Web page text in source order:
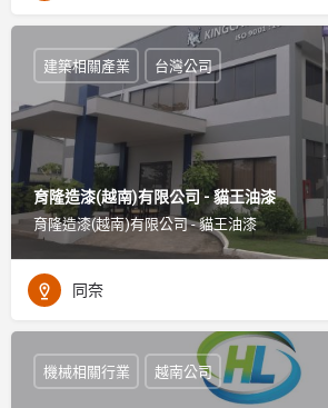
育隆造漆(越南)有限公司 - 貓王油漆
育隆造漆(越南)有限公司 - 貓王油漆
建築相關產業 台灣公司
同奈
機械相關行業 越南公司